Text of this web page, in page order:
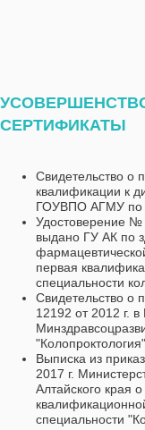
СЕРТИФИКАТЫ
Свидетельство о
квалификации к
ГОУВПО АГМУ по
Удостоверение №
выдано ГУ АК по
первая
специальности
Свидетельство
12192 от 2012
Выписка из
2017 г.
Алтайского края
специальности